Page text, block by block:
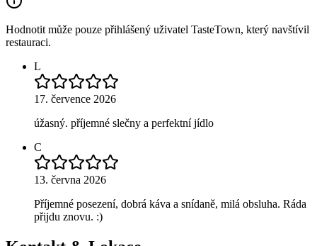
Hodnotit může pouze přihlášený uživatel TasteTown, který navštívil
restauraci.
L
17. července 2026
úžasný. příjemné slečny a perfektní jídlo
C
13. června 2026
Příjemné posezení, dobrá káva a snídaně, milá obsluha. Ráda
přijdu znovu. :)